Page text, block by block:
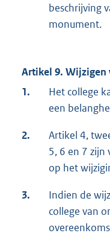
beschrijving
monument.
Artikel 9. Wijzigen
1.
Het college
een
2.
Artikel 4,
5, 6 en 7 zijn
op het
3.
Indien de
college van